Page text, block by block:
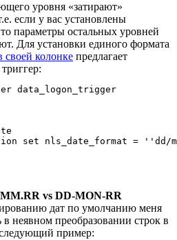
уровня «затирают»
если у вас установлены
параметры остальных уровней
Для установки единого формата
своей колонке предлагает
data_logon_trigger
set nls_date_format = ''dd/
vs DD-MON-RR
дат по умолчанию меня
в неявном преобразовании строк в
пример: